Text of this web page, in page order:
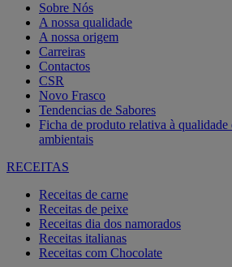
Sobre Nós
A nossa qualidade
A nossa origem
Carreiras
Contactos
CSR
Novo Frasco
Tendencias de Sabores
Ficha de produto relativa à qualidade
ambientais
RECEITAS
Receitas de carne
Receitas de peixe
Receitas dia dos namorados
Receitas italianas
Receitas com Chocolate